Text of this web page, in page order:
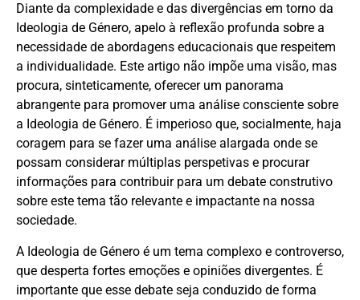
Diante da complexidade e das divergências em torno da
Ideologia de Género, apelo à reflexão profunda sobre a
necessidade de abordagens educacionais que respeitem
a individualidade. Este artigo não impõe uma visão, mas
procura, sinteticamente, oferecer um panorama
abrangente para promover uma análise consciente sobre
a Ideologia de Género. É imperioso que, socialmente, haja
coragem para se fazer uma análise alargada onde se
possam considerar múltiplas perspetivas e procurar
informações para contribuir para um debate construtivo
sobre este tema tão relevante e impactante na nossa
sociedade.
A Ideologia de Género é um tema complexo e controverso,
que desperta fortes emoções e opiniões divergentes. É
importante que esse debate seja conduzido de forma